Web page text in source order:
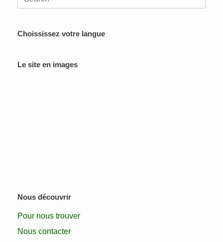
for:
Choississez votre langue
Le site en images
Nous découvrir
Pour nous trouver
Nous contacter